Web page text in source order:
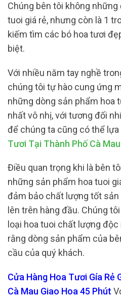
Chúng bên tôi không những
tuoi giá rẻ, nhưng còn là 1
kiếm tìm các bó hoa tươi
biệt.
Với nhiều năm tay nghề
chúng tôi tự hào cung ứng
những dòng sản phẩm hoa
nhất vô nhị, với tương đối
để chúng ta cũng có thể lựa
Tươi Tại Thành Phố Cà Mau
Điều quan trọng khi là bên
những sản phẩm hoa tuoi
đảm bảo chất lượng tốt
lên trên hàng đầu. Chúng
loại hoa tuoi chất lượng
rằng dòng sản phẩm của
cầu của quý khách.
Cửa Hàng Hoa Tươi Gía Rẻ
Cà Mau Giao Hoa 45 Phút